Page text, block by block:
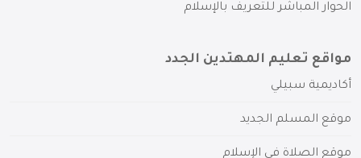
الحوار المباشر للتعريف بالإسلام
مواقع تعليم المهتدين الجدد
أكاديمية سبيلي
موقع المسلم الجديد
موقع الصلاة في الإسلام